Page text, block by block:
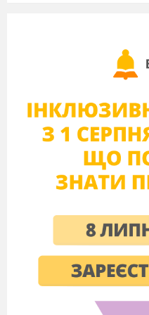
Очікувані результати:
Під час роботи над
викладати
слухати один
узагальнювати та
результати своєї
допоможе
підвищить якість
сферу та особистісні
Гіпотеза:Чому саме ці
символами України?
народні символи,
калина, народ, традиції,
властивості, художнє